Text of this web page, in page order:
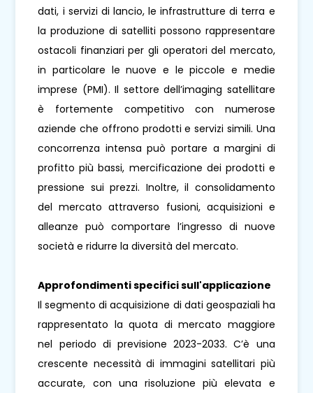
dati, i servizi di lancio, le infrastrutture di terra e
la produzione di satelliti possono rappresentare
ostacoli finanziari per gli operatori del mercato,
in particolare le nuove e le piccole e medie
imprese (PMI). Il settore dell’imaging satellitare
è fortemente competitivo con numerose
aziende che offrono prodotti e servizi simili. Una
concorrenza intensa può portare a margini di
profitto più bassi, mercificazione dei prodotti e
pressione sui prezzi. Inoltre, il consolidamento
del mercato attraverso fusioni, acquisizioni e
alleanze può comportare l’ingresso di nuove
società e ridurre la diversità del mercato.
Approfondimenti specifici sull'applicazione
Il segmento di acquisizione di dati geospaziali ha
rappresentato la quota di mercato maggiore
nel periodo di previsione 2023-2033. C’è una
crescente necessità di immagini satellitari più
accurate, con una risoluzione più elevata e